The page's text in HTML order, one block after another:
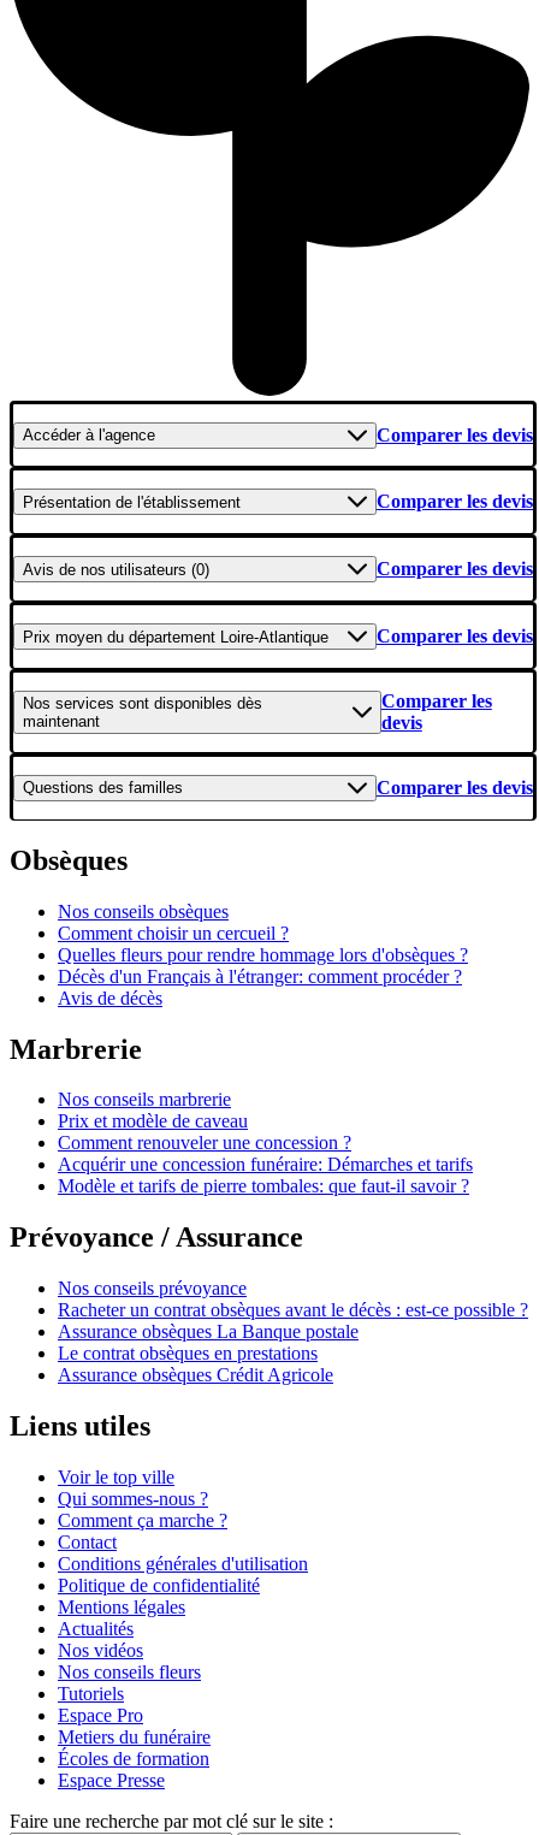
Accéderà l'agence Comparer les devis
Présentation de l'établissement Comparer les devis
Avis de nos utilisateurs (0) Comparer les devis
Prix moyen du département Loire-Atlantique Comparer les devis
Nos services sont disponibles dès
maintenant
Comparer les
devis
Questions des familles Comparer les devis
Obsèques
Nos conseils obsèques
Comment choisir un cercueil ?
Quelles fleurs pour rendre hommage lors d'obsèques ?
Décès d'un Français à l'étranger: comment procéder ?
Avis de décès
Marbrerie
Nos conseils marbrerie
Prix et modèle de caveau
Comment renouveler une concession ?
Acquérir une concession funéraire: Démarches et tarifs
Modèle et tarifs de pierre tombales: que faut-il savoir ?
Prévoyance / Assurance
Nos conseils prévoyance
Racheter un contrat obsèques avant le décès : est-ce possible ?
Assurance obsèques La Banque postale
Le contrat obsèques en prestations
Assurance obsèques Crédit Agricole
Liens utiles
Voir le top ville
Qui sommes-nous ?
Comment ça marche ?
Contact
Conditions générales d'utilisation
Politique de confidentialité
Mentions légales
Actualités
Nos vidéos
Nos conseils fleurs
Tutoriels
Espace Pro
Metiers du funéraire
Écoles de formation
Espace Presse
Faire une recherche par mot clé sur le site :